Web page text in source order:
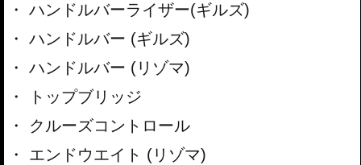
ハンドルバーライザー(ギルズ)
ハンドルバー (ギルズ)
ハンドルバー (リゾマ)
トップブリッジ
クルーズコントロール
エンドウエイト (リゾマ)